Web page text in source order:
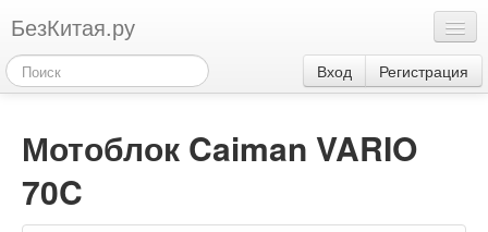
БезКитая.ру
Каталог
Контакты
Акции
Вход Регистрация
Мотоблок Caiman VARIO
70C